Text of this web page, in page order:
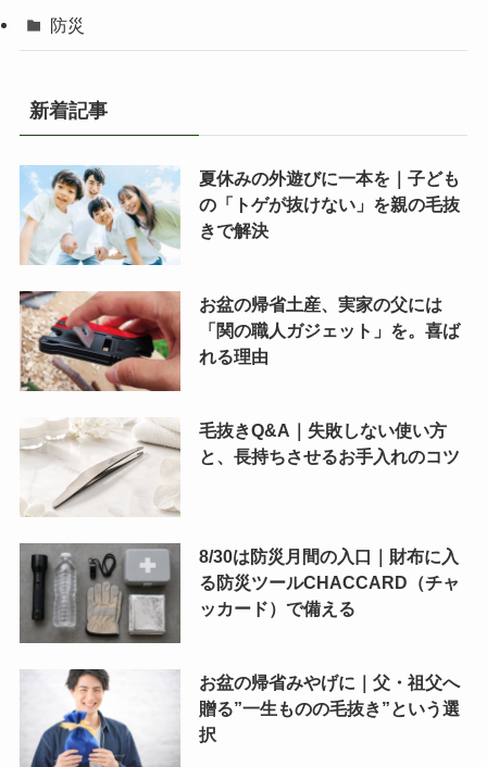
防災
新着記事
夏休みの外遊びに一本を｜子ども
の「トゲが抜けない」を親の毛抜
きで解決
お盆の帰省土産、実家の父には
「関の職人ガジェット」を。喜ば
れる理由
毛抜きQ&A｜失敗しない使い方
と、長持ちさせるお手入れのコツ
8/30は防災月間の入口｜財布に入
る防災ツールCHACCARD（チャ
ッカード）で備える
お盆の帰省みやげに｜父・祖父へ
贈る”一生ものの毛抜き”という選
択